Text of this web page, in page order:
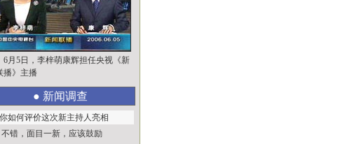
5日，李梓萌康辉担任央视《新
播》主播
● 新闻调查
如何评价这次新主持人亮相
不错，面目一新，应该鼓励